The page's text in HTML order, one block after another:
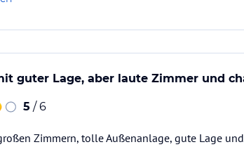
guter Lage, aber laute Zimmer und
5 / 6
Zimmern, tolle Außenanlage, gute Lage